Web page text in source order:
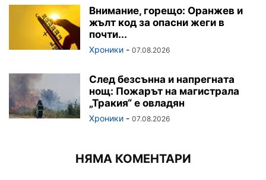
Внимание, горещо: Оранжев и
жълт код за опасни жеги в
почти...
Хроники - 07.08.2026
След безсънна и напрегната
нощ: Пожарът на магистрала
„Тракия“ е овладян
Хроники - 07.08.2026
НЯМА КОМЕНТАРИ